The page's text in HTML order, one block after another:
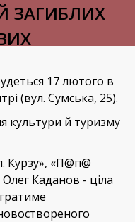
ЗАГИБЛИХ
17 лютого в
(вул. Сумська, 25).
культури й туризму
Курзу», «П@п@
Каданов - ціла